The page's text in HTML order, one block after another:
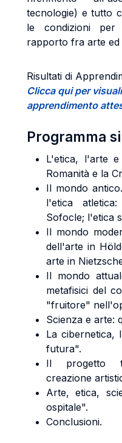
tecnologie) e tutto
le condizioni per
rapporto fra arte ed
Risultati di
Clicca qui per
apprendimento
Programma
L'etica, l'arte
Romanità e la
Il mondo
l'etica
Sofocle; l'etica
Il mondo
dell'arte in
arte in
Il mondo
metafisici del
"fruitore"
Scienza e arte:
La
futura".
Il progetto
creazione
Arte, etica,
ospitale".
Conclusioni.